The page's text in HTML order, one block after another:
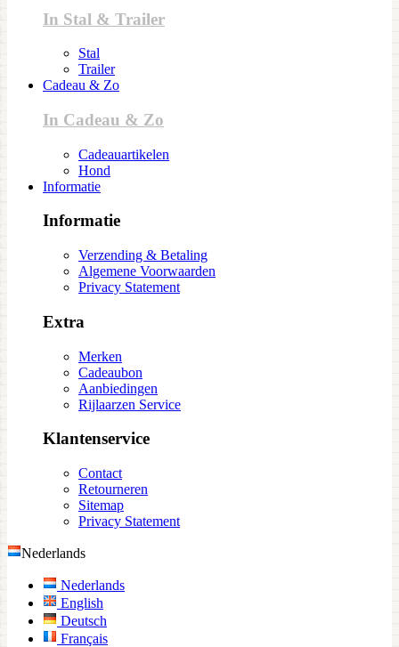
In Stal & Trailer
Stal
Trailer
Cadeau & Zo
In Cadeau & Zo
Cadeauartikelen
Hond
Informatie
Informatie
Verzending & Betaling
Algemene Voorwaarden
Privacy Statement
Extra
Merken
Cadeaubon
Aanbiedingen
Rijlaarzen Service
Klantenservice
Contact
Retourneren
Sitemap
Privacy Statement
Nederlands
Nederlands
English
Deutsch
Français